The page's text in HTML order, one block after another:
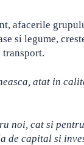
afacerile
si legume,
atat in
noi, cat si
de capital si